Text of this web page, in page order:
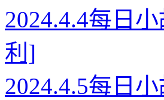
2024.4.4每日
利]
2024.4.5每日